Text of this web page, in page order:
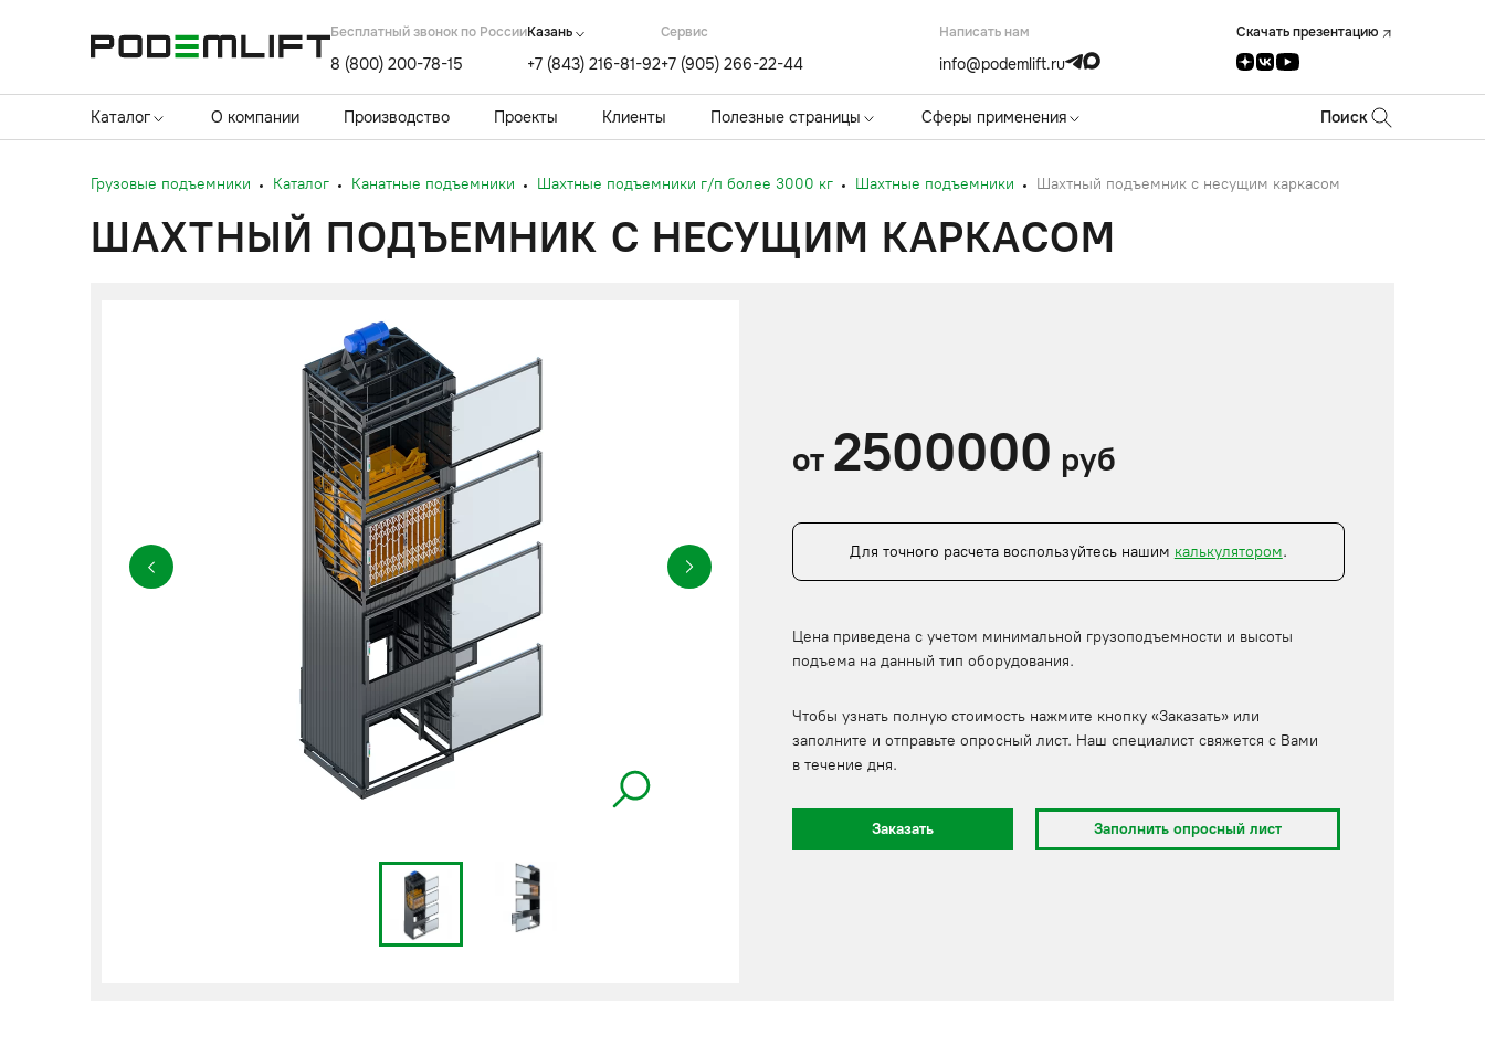
Бесплатный звонок по России
8 (800) 200-78-15
Казань
+7 (843) 216-81-92
Cервис
+7 (905) 266-22-44
Написать нам
info@podemlift.ru
Скачать презентацию
Каталог О компании Производство Проекты Клиенты Полезные страницы Сферы применения Поиск
Грузовые подъемники Каталог Канатные подъемники Шахтные подъемники г/п более 3000 кг Шахтные подъемники Шахтный подъемник с несущим каркасом
ШАХТНЫЙ ПОДЪЕМНИК С НЕСУЩИМ КАРКАСОМ
от 2500000 руб
Для точного расчета воспользуйтесь нашим калькулятором.
Цена приведена с учетом минимальной грузоподъемности и высоты
подъема на данный тип оборудования.
Чтобы узнать полную стоимость нажмите кнопку «Заказать» или
заполните и отправьте опросный лист. Наш специалист свяжется с Вами
в течение дня.
Заказать Заполнить опросный лист